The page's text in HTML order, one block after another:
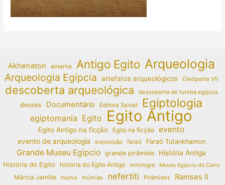
Akhenaton amarna Antigo Egito Arqueologia
Arqueologia Egípcia artefatos arqueológicos Cleópatra VII
descoberta arqueológica descoberta de tumba egípcia
deuses Documentário Editora Salvat Egiptologia
egiptomania Egito Egito Antigo
Egito Antigo na ficção Egito na ficção evento
evento de arqueologia exposição faraó Faraó Tutankhamon
Grande Museu Egípcio grande pirâmide
História Antiga
História do Egito
história do Egito Antigo mitologia Museu Egípcio do Cairo
Márcia Jamille múmia múmias nefertiti Pirâmides Ramses II